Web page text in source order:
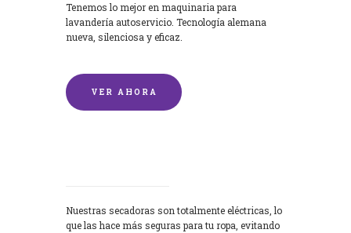
Tenemos lo mejor en maquinaria para
lavandería autoservicio. Tecnología alemana
nueva, silenciosa y eficaz.
VER AHORA
Nuestras secadoras son totalmente eléctricas, lo
que las hace más seguras para tu ropa, evitando